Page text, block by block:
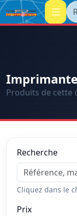
Produits de cette
Recherche
Cliquez dans le
Prix